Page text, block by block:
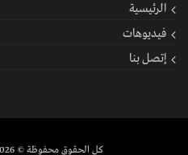
الرئيسية
فيديوهات
إتصل بنا
كل الحقوق محفوظة© 2026 بواسطة جسور بوست